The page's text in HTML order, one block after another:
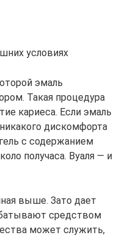
условиях
эмаль
Такая процедура
кариеса. Если эмаль
дискомфорта
с содержанием
получаса. Вуаля — и
выше. Зато дает
средством
может служить,